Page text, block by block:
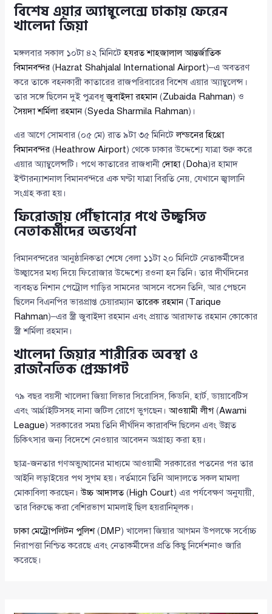
বিশেষ এয়ার অ্যাম্বুলেন্সে ঢাকায় ফেরেন
খালেদা জিয়া
মঙ্গলবার সকাল ১০টা ৪২ মিনিটেহযরত শাহজালাল আন্তর্জাতিক
বিমানবন্দর (Hazrat Shahjalal International Airport)–এ অবতরণ
করে তাকে বহনকারী কাতারের রাজপরিবারের বিশেষ এয়ার অ্যাম্বুলেন্স।
তার সঙ্গে ছিলেন দুই পুত্রবধূজুবাইদা রহমান(Zubaida Rahman) ও
সৈয়দা শর্মিলা রহমান(Syeda Sharmila Rahman)।
এর আগে সোমবার (০৫ মে) রাত ৯টা ৩৫ মিনিটেলন্ডনের হিথ্রো
বিমানবন্দর (Heathrow Airport) থেকে ঢাকার উদ্দেশ্যে যাত্রা শুরু করে
এয়ার অ্যাম্বুলেন্সটি। পথে কাতারের রাজধানীদোহা(Doha)র হামাদ
ইন্টারন্যাশনাল বিমানবন্দরে এক ঘণ্টা যাত্রা বিরতি নেয়, যেখানে জ্বালানি
সংগ্রহ করা হয়।
ফিরোজায় পৌঁছানোর পথে উচ্ছ্বসিত
নেতাকর্মীদের অভ্যর্থনা
বিমানবন্দরের আনুষ্ঠানিকতা শেষে বেলা ১১টা ২০ মিনিটে নেতাকর্মীদের
উচ্ছ্বাসের মধ্য দিয়ে ফিরোজার উদ্দেশ্যে রওনা হন তিনি। তার দীর্ঘদিনের
ব্যবহৃত নিশান পেট্রোল গাড়ির সামনের আসনে বসেন তিনি, আর পেছনে
ছিলেন বিএনপির ভারপ্রাপ্ত চেয়ারম্যানতারেক রহমান(Tarique
Rahman)–এর স্ত্রী জুবাইদা রহমান এবং প্রয়াত আরাফাত রহমান কোকোর
স্ত্রী শর্মিলা রহমান।
খালেদা জিয়ার শারীরিক অবস্থা ও
রাজনৈতিক প্রেক্ষাপট
৭৯ বছর বয়সী খালেদা জিয়া লিভার সিরোসিস, কিডনি, হার্ট, ডায়াবেটিস
এবং আর্থ্রাইটিসসহ নানা জটিল রোগে ভুগছেন।আওয়ামী লীগ(Awami
League) সরকারের সময় তিনি দীর্ঘদিন কারাবন্দি ছিলেন এবং উন্নত
চিকিৎসার জন্য বিদেশে নেওয়ার আবেদন অগ্রাহ্য করা হয়।
ছাত্র-জনতার গণঅভ্যুত্থানের মাধ্যমে আওয়ামী সরকারের পতনের পর তার
আইনি লড়াইয়ের পথ সুগম হয়। বর্তমানে তিনি আদালতে সকল মামলা
মোকাবিলা করছেন।উচ্চ আদালত(High Court) এর পর্যবেক্ষণ অনুযায়ী,
তার বিরুদ্ধে করা বেশিরভাগ মামলাই ছিল হয়রানিমূলক।
ঢাকা মেট্রোপলিটন পুলিশ(DMP) খালেদা জিয়ার আগমন উপলক্ষে সর্বোচ্চ
নিরাপত্তা নিশ্চিত করেছে এবং নেতাকর্মীদের প্রতি কিছু নির্দেশনাও জারি
করেছে।